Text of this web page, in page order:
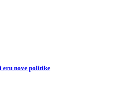
eru nove politike